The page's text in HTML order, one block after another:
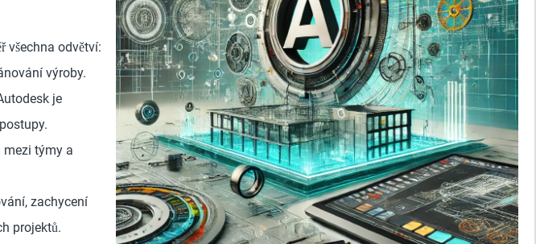
všechna odvětví:
výroby.
je
mezi týmy a
zachycení
projektů.